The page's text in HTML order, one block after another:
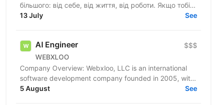
більшого: від себе, від життя, від роботи. Якщо тобі
теж замало «достатньо добре» — ти вже розумієш,
13 July See
AI Engineer
WEBXLOO
$$$
Company Overview: Webxloo, LLC is an international
software development company founded in 2005, with
headquarters in Florida, USA, and a branch in
5 August See